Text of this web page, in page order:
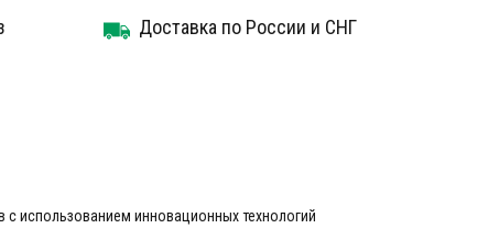
Доставка по России и СНГ
использованием инновационных технологий